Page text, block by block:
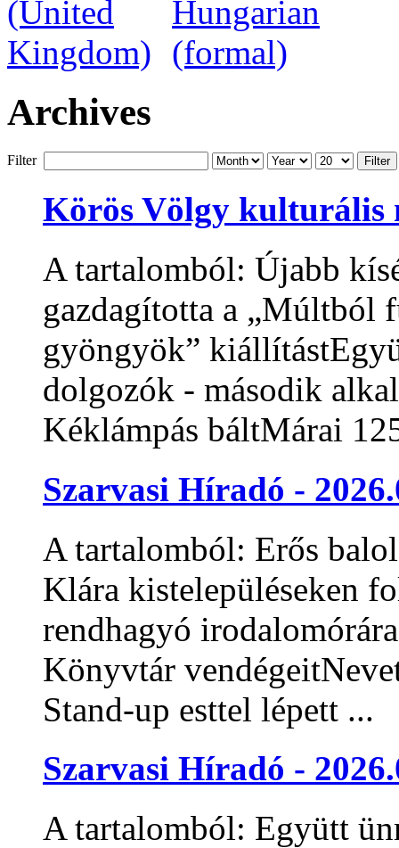
Archives
Filter Filter
Körös Völgy kulturális
A tartalomból: Újabb
gazdagította a „Múltból
gyöngyök”
dolgozók - második
Kéklámpás báltMárai
Szarvasi Híradó -
A tartalomból: Erős
Klára kistelepüléseken
rendhagyó
Könyvtár
Stand-up esttel lépett ...
Szarvasi Híradó -
A tartalomból: Együtt